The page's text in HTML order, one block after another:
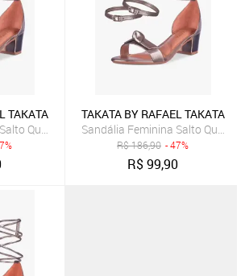
TAKATA
Quadrado Bloco Baixo tira Laço Nó
TAKATA BY RAFAEL TAKATA
Sandália Feminina Salto
R$186,90 - 47%
R$99,90